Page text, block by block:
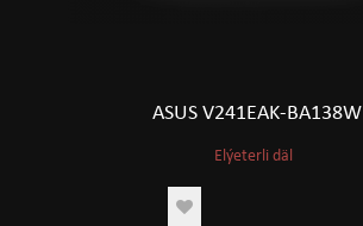
ASUS V241EAK-BA138W
Elýeterli däl